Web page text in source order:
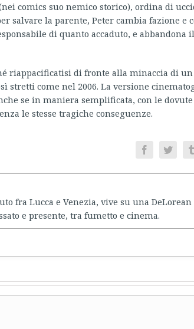
comics suo nemico storico), ordina di
salvare la parente, Peter cambia fazione e
di quanto accaduto, e abbandona
riappacificatisi di fronte alla minaccia di
stretti come nel 2006. La versione
se in maniera semplificata, con le
le stesse tragiche conseguenze.
FacebookTwitter
fra Lucca e Venezia, vive su una
e presente, tra fumetto e cinema.